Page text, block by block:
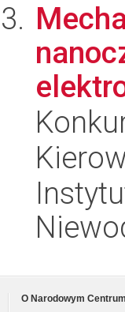
O Narodowym